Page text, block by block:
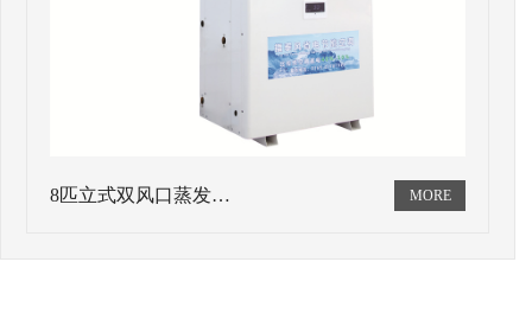
8匹立式双风口蒸发…